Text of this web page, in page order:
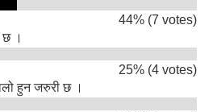
44% (7 votes)
छ ।
25% (4 votes)
हुन जरुरी छ ।